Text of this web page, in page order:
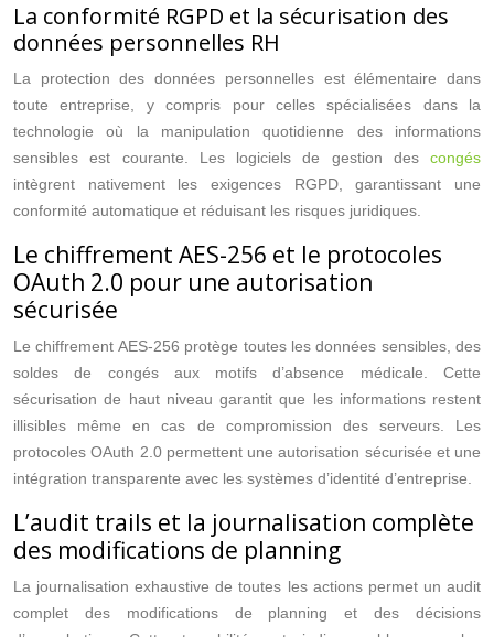
La conformité RGPD et la sécurisation des
données personnelles RH
La protection des données personnelles est élémentaire dans
toute entreprise, y compris pour celles spécialisées dans la
technologie où la manipulation quotidienne des informations
sensibles est courante. Les logiciels de gestion des congés
intègrent nativement les exigences RGPD, garantissant une
conformité automatique et réduisant les risques juridiques.
Le chiffrement AES-256 et le protocoles
OAuth 2.0 pour une autorisation
sécurisée
Le chiffrement AES-256 protège toutes les données sensibles, des
soldes de congés aux motifs d’absence médicale. Cette
sécurisation de haut niveau garantit que les informations restent
illisibles même en cas de compromission des serveurs. Les
protocoles OAuth 2.0 permettent une autorisation sécurisée et une
intégration transparente avec les systèmes d’identité d’entreprise.
L’audit trails et la journalisation complète
des modifications de planning
La journalisation exhaustive de toutes les actions permet un audit
complet des modifications de planning et des décisions